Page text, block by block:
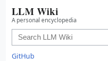
LLM Wiki
A personal encyclopedia
GitHub